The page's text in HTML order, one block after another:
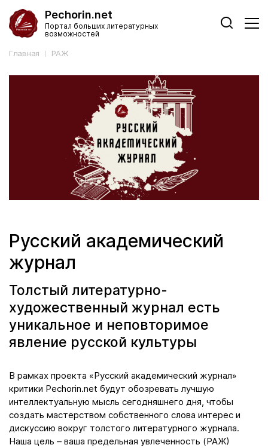
Pechorin.net
Портал больших литературных
возможностей
Главная РАЖ
Русский академический
журнал
Толстый литературно-
художественный журнал есть
уникальное и неповторимое
явление русской культуры
В рамках проекта «Русский академический журнал»
критики Pechorin.net будут обозревать лучшую
интеллектуальную мысль сегодняшнего дня, чтобы
создать мастерством собственного слова интерес и
дискуссию вокруг толстого литературного журнала.
Наша цель – ваша предельная увлеченность (РАЖ)